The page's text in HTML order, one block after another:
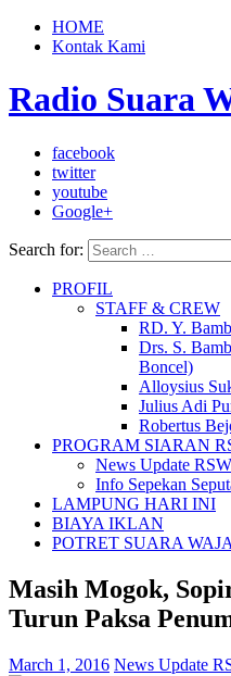
HOME
Kontak Kami
Radio Suara
facebook
twitter
youtube
Google+
Search for:
PROFIL
STAFF & CREW
RD. Y.
Drs. S.
Boncel)
Alloysius
Julius Adi
Robertus
PROGRAM SIARAN
News Update
Info Sepekan
LAMPUNG HARI INI
BIAYA IKLAN
POTRET SUARA
Masih Mogok,
Turun Paksa
March 1, 2016 News Update